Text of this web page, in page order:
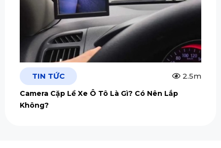
TIN TỨC 2.5m
Camera Cặp Lề Xe Ô Tô Là Gì? Có Nên Lắp
Không?